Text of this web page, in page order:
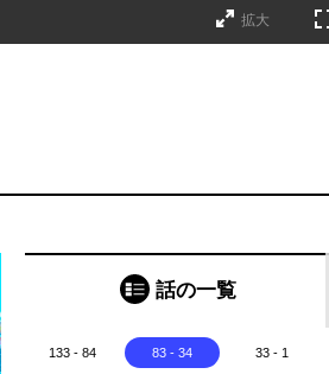
拡大
話の一覧
133 - 84 83 - 34 33 - 1